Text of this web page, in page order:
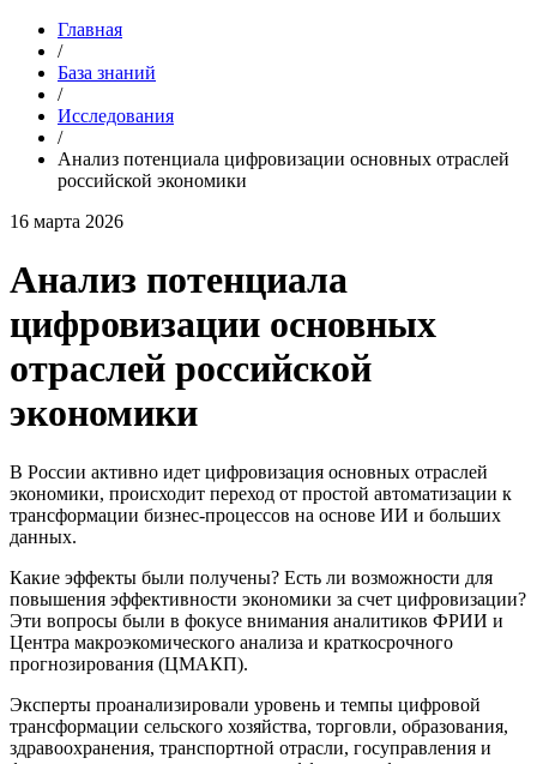
Главная
/
База знаний
/
Исследования
/
Анализ потенциала цифровизации основных отраслей
российской экономики
16 марта 2026
Анализ потенциала
цифровизации основных
отраслей российской
экономики
В России активно идет цифровизация основных отраслей
экономики, происходит переход от простой автоматизации к
трансформации бизнес-процессов на основе ИИ и больших
данных.
Какие эффекты были получены? Есть ли возможности для
повышения эффективности экономики за счет цифровизации?
Эти вопросы были в фокусе внимания аналитиков ФРИИ и
Центра макроэкомического анализа и краткосрочного
прогнозирования (ЦМАКП).
Эксперты проанализировали уровень и темпы цифровой
трансформации сельского хозяйства, торговли, образования,
здравоохранения, транспортной отрасли, госуправления и